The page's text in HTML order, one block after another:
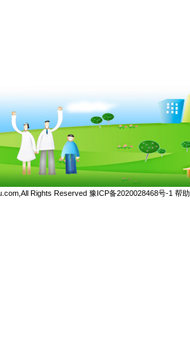
Rights Reserved 豫ICP备2020028468号-1 帮助